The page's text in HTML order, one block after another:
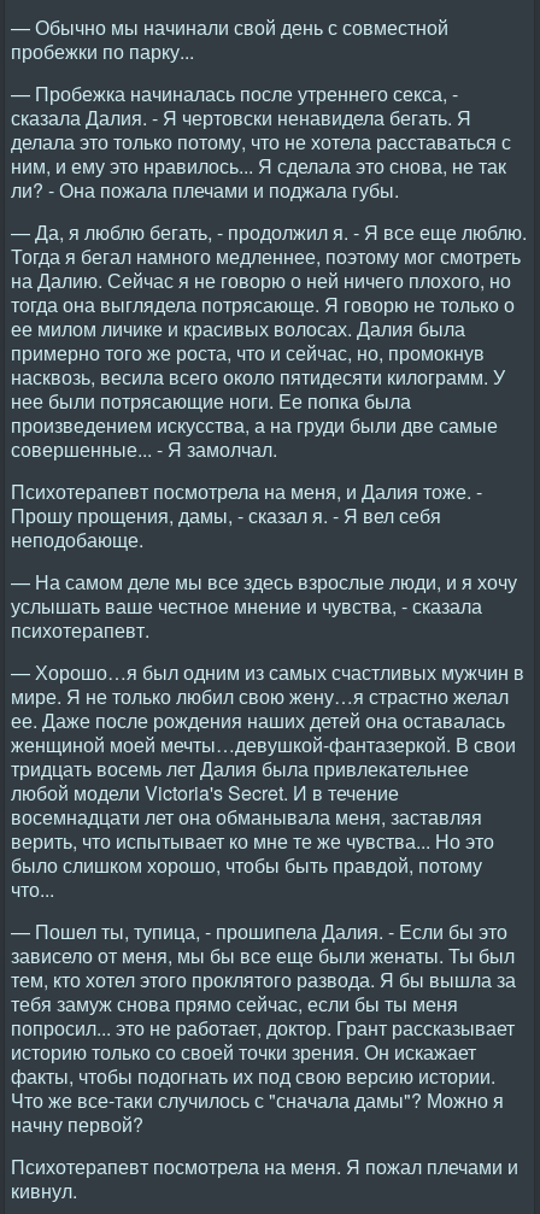
— Обычно мы начинали свой день с совместной
пробежки по парку...
— Пробежка начиналась после утреннего секса, -
сказала Далия. - Я чертовски ненавидела бегать. Я
делала это только потому, что не хотела расставаться с
ним, и ему это нравилось... Я сделала это снова, не так
ли? - Она пожала плечами и поджала губы.
— Да, я люблю бегать, - продолжил я. - Я все еще люблю.
Тогда я бегал намного медленнее, поэтому мог смотреть
на Далию. Сейчас я не говорю о ней ничего плохого, но
тогда она выглядела потрясающе. Я говорю не только о
ее милом личике и красивых волосах. Далия была
примерно того же роста, что и сейчас, но, промокнув
насквозь, весила всего около пятидесяти килограмм. У
нее были потрясающие ноги. Ее попка была
произведением искусства, а на груди были две самые
совершенные... - Я замолчал.
Психотерапевт посмотрела на меня, и Далия тоже. -
Прошу прощения, дамы, - сказал я. - Я вел себя
неподобающе.
— На самом деле мы все здесь взрослые люди, и я хочу
услышать ваше честное мнение и чувства, - сказала
психотерапевт.
— Хорошо…я был одним из самых счастливых мужчин в
мире. Я не только любил свою жену…я страстно желал
ее. Даже после рождения наших детей она оставалась
женщиной моей мечты…девушкой-фантазеркой. В свои
тридцать восемь лет Далия была привлекательнее
любой модели Victoria's Secret. И в течение
восемнадцати лет она обманывала меня, заставляя
верить, что испытывает ко мне те же чувства... Но это
было слишком хорошо, чтобы быть правдой, потому
что...
— Пошел ты, тупица, - прошипела Далия. - Если бы это
зависело от меня, мы бы все еще были женаты. Ты был
тем, кто хотел этого проклятого развода. Я бы вышла за
тебя замуж снова прямо сейчас, если бы ты меня
попросил... это не работает, доктор. Грант рассказывает
историю только со своей точки зрения. Он искажает
факты, чтобы подогнать их под свою версию истории.
Что же все-таки случилось с "сначала дамы"? Можно я
начну первой?
Психотерапевт посмотрела на меня. Я пожал плечами и
кивнул.